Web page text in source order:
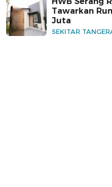
Tawarkan
Juta
SEKITAR